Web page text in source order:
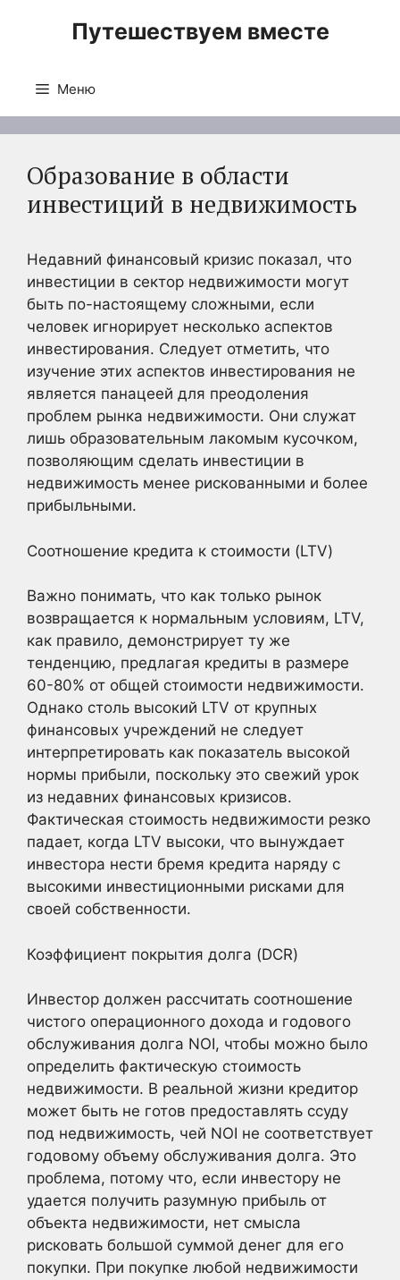
Путешествуем вместе
Меню
Образование в области
инвестиций в недвижимость
Недавний финансовый кризис показал, что
инвестиции в сектор недвижимости могут
быть по-настоящему сложными, если
человек игнорирует несколько аспектов
инвестирования. Следует отметить, что
изучение этих аспектов инвестирования не
является панацеей для преодоления
проблем рынка недвижимости. Они служат
лишь образовательным лакомым кусочком,
позволяющим сделать инвестиции в
недвижимость менее рискованными и более
прибыльными.
Соотношение кредита к стоимости (LTV)
Важно понимать, что как только рынок
возвращается к нормальным условиям, LTV,
как правило, демонстрирует ту же
тенденцию, предлагая кредиты в размере
60-80% от общей стоимости недвижимости.
Однако столь высокий LTV от крупных
финансовых учреждений не следует
интерпретировать как показатель высокой
нормы прибыли, поскольку это свежий урок
из недавних финансовых кризисов.
Фактическая стоимость недвижимости резко
падает, когда LTV высоки, что вынуждает
инвестора нести бремя кредита наряду с
высокими инвестиционными рисками для
своей собственности.
Коэффициент покрытия долга (DCR)
Инвестор должен рассчитать соотношение
чистого операционного дохода и годового
обслуживания долга NOI, чтобы можно было
определить фактическую стоимость
недвижимости. В реальной жизни кредитор
может быть не готов предоставлять ссуду
под недвижимость, чей NOI не соответствует
годовому объему обслуживания долга. Это
проблема, потому что, если инвестору не
удается получить разумную прибыль от
объекта недвижимости, нет смысла
рисковать большой суммой денег для его
покупки. При покупке любой недвижимости